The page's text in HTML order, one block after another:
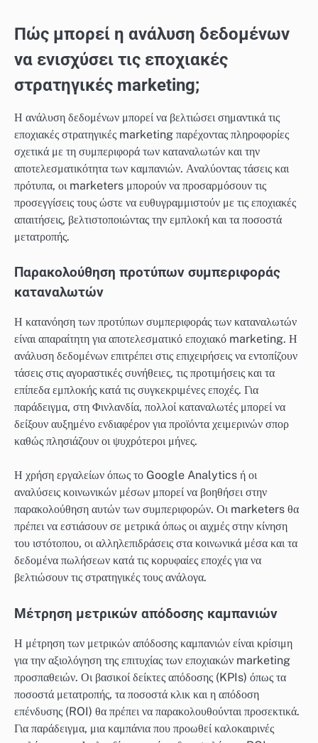
Πώς μπορεί η ανάλυση δεδομένων
να ενισχύσει τις εποχιακές
στρατηγικές marketing;
Η ανάλυση δεδομένων μπορεί να βελτιώσει σημαντικά τις
εποχιακές στρατηγικές marketing παρέχοντας πληροφορίες
σχετικά με τη συμπεριφορά των καταναλωτών και την
αποτελεσματικότητα των καμπανιών. Αναλύοντας τάσεις και
πρότυπα, οι marketers μπορούν να προσαρμόσουν τις
προσεγγίσεις τους ώστε να ευθυγραμμιστούν με τις εποχιακές
απαιτήσεις, βελτιστοποιώντας την εμπλοκή και τα ποσοστά
μετατροπής.
Παρακολούθηση προτύπων συμπεριφοράς
καταναλωτών
Η κατανόηση των προτύπων συμπεριφοράς των καταναλωτών
είναι απαραίτητη για αποτελεσματικό εποχιακό marketing. Η
ανάλυση δεδομένων επιτρέπει στις επιχειρήσεις να εντοπίζουν
τάσεις στις αγοραστικές συνήθειες, τις προτιμήσεις και τα
επίπεδα εμπλοκής κατά τις συγκεκριμένες εποχές. Για
παράδειγμα, στη Φινλανδία, πολλοί καταναλωτές μπορεί να
δείξουν αυξημένο ενδιαφέρον για προϊόντα χειμερινών σπορ
καθώς πλησιάζουν οι ψυχρότεροι μήνες.
Η χρήση εργαλείων όπως το Google Analytics ή οι
αναλύσεις κοινωνικών μέσων μπορεί να βοηθήσει στην
παρακολούθηση αυτών των συμπεριφορών. Οι marketers θα
πρέπει να εστιάσουν σε μετρικά όπως οι αιχμές στην κίνηση
του ιστότοπου, οι αλληλεπιδράσεις στα κοινωνικά μέσα και τα
δεδομένα πωλήσεων κατά τις κορυφαίες εποχές για να
βελτιώσουν τις στρατηγικές τους ανάλογα.
Μέτρηση μετρικών απόδοσης καμπανιών
Η μέτρηση των μετρικών απόδοσης καμπανιών είναι κρίσιμη
για την αξιολόγηση της επιτυχίας των εποχιακών marketing
προσπαθειών. Οι βασικοί δείκτες απόδοσης (KPIs) όπως τα
ποσοστά μετατροπής, τα ποσοστά κλικ και η απόδοση
επένδυσης (ROI) θα πρέπει να παρακολουθούνται προσεκτικά.
Για παράδειγμα, μια καμπάνια που προωθεί καλοκαιρινές